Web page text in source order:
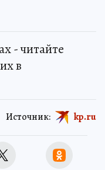
- читайте
в
Источник: kp.ru